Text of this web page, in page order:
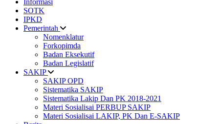
SOTK
IPKD
Pemerintah
Nomenklatur
Forkopimda
Badan Eksekutif
Badan Legislatif
SAKIP
SAKIP OPD
Sistematika SAKIP
Sistematika Lakip Dan PK 2018-2021
Materi Sosialisai PERBUP SAKIP
Materi Sosialisai LAKIP, PK Dan E-SAKIP